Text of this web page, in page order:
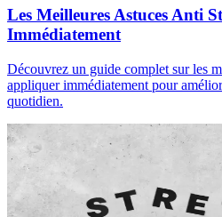
Les Meilleures Astuces Anti
Immédiatement
Découvrez un guide complet sur les
appliquer immédiatement pour
quotidien.